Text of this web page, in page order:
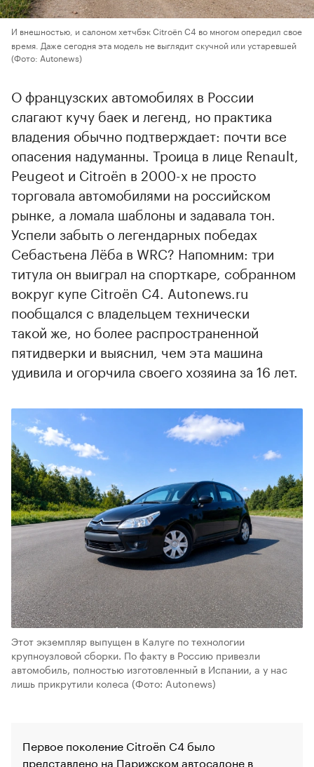
И внешностью, и салоном хетчбэк Citroёn C4 во многом опередил свое
время. Даже сегодня эта модель не выглядит скучной или устаревшей
(Фото: Autonews)
О французских автомобилях в России
слагают кучу баек и легенд, но практика
владения обычно подтверждает: почти все
опасения надуманны. Троица в лице Renault,
Peugeot и Citroёn в 2000-х не просто
торговала автомобилями на российском
рынке, а ломала шаблоны и задавала тон.
Успели забыть о легендарных победах
Себастьена Лёба в WRC? Напомним: три
титула он выиграл на спорткаре, собранном
вокруг купе Citroёn C4. Autonews.ru
пообщался с владельцем технически
такой же, но более распространенной
пятидверки и выяснил, чем эта машина
удивила и огорчила своего хозяина за 16 лет.
Этот экземпляр выпущен в Калуге по технологии
крупноузловой сборки. По факту в Россию привезли
автомобиль, полностью изготовленный в Испании, а у нас
лишь прикрутили колеса (Фото: Autonews)
Первое поколение Citroёn C4 было
представлено на Парижском автосалоне в